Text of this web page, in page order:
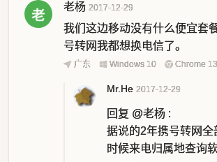
老杨 2017-12-29
我们这边移动没有什么便宜套
号转网我都想换电信了。
广东 Windows 10 Chrome
Mr.He 2017-12-29
回复 @老杨 :
据说的2年携号转网全
时候来电归属地查询